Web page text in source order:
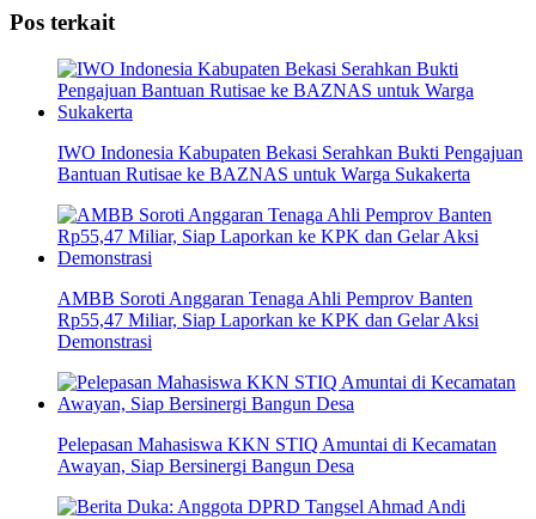
Pos terkait
IWO Indonesia Kabupaten Bekasi Serahkan Bukti Pengajuan
Bantuan Rutisae ke BAZNAS untuk Warga Sukakerta
AMBB Soroti Anggaran Tenaga Ahli Pemprov Banten
Rp55,47 Miliar, Siap Laporkan ke KPK dan Gelar Aksi
Demonstrasi
Pelepasan Mahasiswa KKN STIQ Amuntai di Kecamatan
Awayan, Siap Bersinergi Bangun Desa